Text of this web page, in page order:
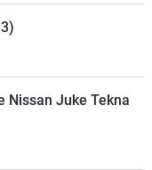
Nissan Juke Tekna